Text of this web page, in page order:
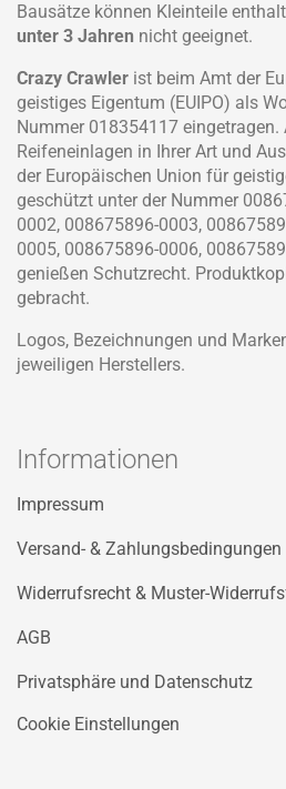
Bausätze können Kleinteile
unter 3 Jahren nicht geeignet.
Crazy Crawler ist beim Amt der
geistiges Eigentum (EUIPO) als
Nummer 018354117 eingetragen.
Reifeneinlagen in Ihrer Art und
der Europäischen Union für
geschützt unter der Nummer
0002, 008675896-0003,
0005, 008675896-0006,
genießen Schutzrecht.
gebracht.
Logos, Bezeichnungen und
jeweiligen Herstellers.
Informationen
Impressum
Versand- & Zahlungsbedingungen
Widerrufsrecht & Muster-
AGB
Privatsphäre und Datenschutz
Cookie Einstellungen